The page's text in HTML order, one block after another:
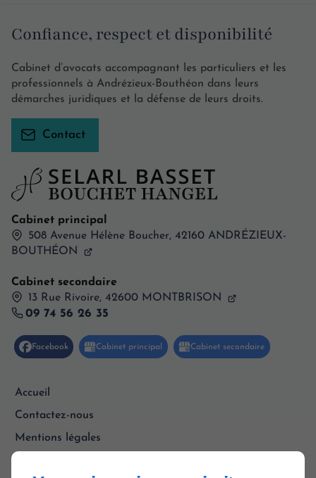
Cabinet principal
508 Avenue Hélène Boucher, 42160 ANDRÉZIEUX-
BOUTHÉON
Cabinet secondaire
13 Rue Rivoire, 42600 MONTBRISON
09 74 56 26 35
Accueil
Contactez-nous
Mentions légales
Confiance, respect et disponibilité
Cabinet d’avocats accompagnant les particuliers et les
professionnels à Andrézieux-Bouthéon dans leurs
démarches juridiques et la défense de leurs droits.
Contact